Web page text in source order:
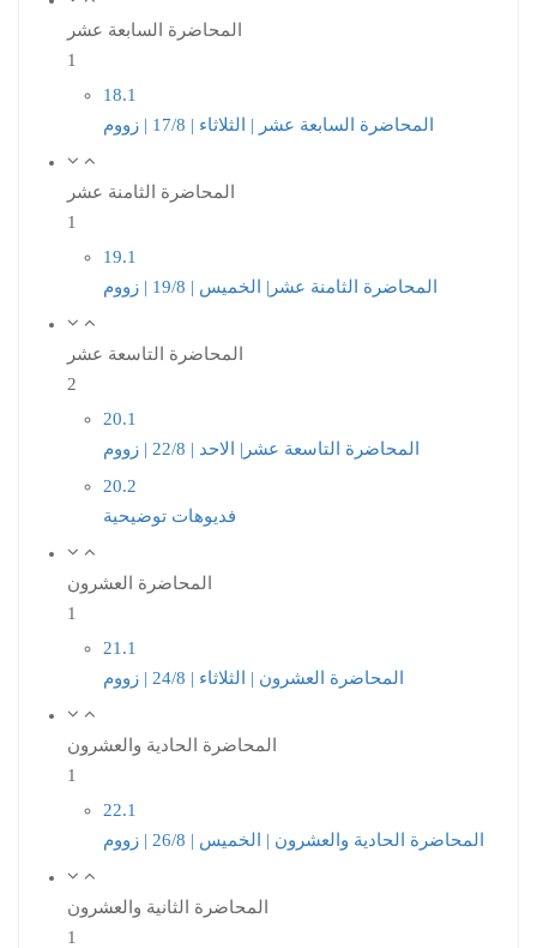
المحاضرة السابعة عشر
1
18.1
المحاضرة السابعة عشر | الثلاثاء | 17/8 | زووم
المحاضرة الثامنة عشر
1
19.1
المحاضرة الثامنة عشر| الخميس | 19/8 | زووم
المحاضرة التاسعة عشر
2
20.1
المحاضرة التاسعة عشر| الاحد | 22/8 | زووم
20.2
فديوهات توضيحية
المحاضرة العشرون
1
21.1
المحاضرة العشرون | الثلاثاء | 24/8 | زووم
المحاضرة الحادية والعشرون
1
22.1
المحاضرة الحادية والعشرون | الخميس | 26/8 | زووم
المحاضرة الثانية والعشرون
1